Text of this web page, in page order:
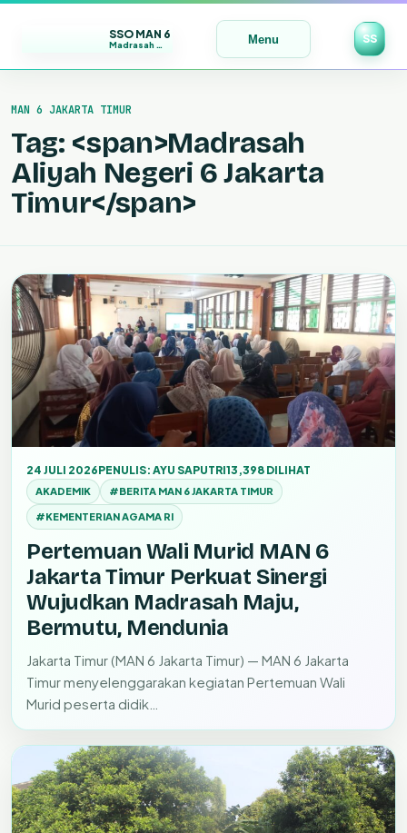
SSO MAN 6
Madrasah Maju | Bermutu | Mendunia Menu SS
keMAN 6 JAKARTA TIMUR
Tag: <span>Madrasah
Aliyah Negeri 6 Jakarta
Timur</span>
24 JULI 2026PENULIS: AYU SAPUTRI13,398 DILIHAT
AKADEMIK #BERITA MAN 6 JAKARTA TIMUR
#KEMENTERIAN AGAMA RI
Pertemuan Wali Murid MAN 6
Jakarta Timur Perkuat Sinergi
Wujudkan Madrasah Maju,
Bermutu, Mendunia
Jakarta Timur (MAN 6 Jakarta Timur) — MAN 6 Jakarta
Timur menyelenggarakan kegiatan Pertemuan Wali
Murid peserta didik…